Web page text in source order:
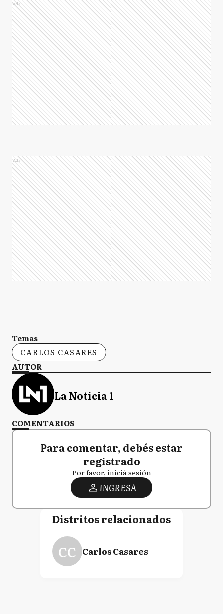
Ads
Ads
Temas
CARLOS CASARES
AUTOR
La Noticia 1
COMENTARIOS
Para comentar, debés estar
registrado
Por favor, iniciá sesión
INGRESA
Distritos relacionados
CC Carlos Casares